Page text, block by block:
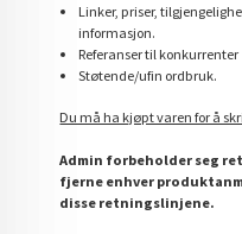
Linker, priser,
informasjon.
Referanser til konkurrenter
Støtende/ufin ordbruk.
Du må ha kjøpt varen for å
Admin forbeholder seg
fjerne enhver
disse retningslinjene.